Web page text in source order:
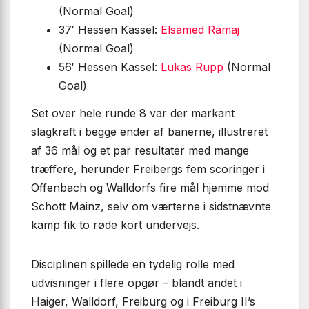
(Normal Goal)
37′ Hessen Kassel: Elsamed Ramaj
(Normal Goal)
56′ Hessen Kassel: Lukas Rupp (Normal
Goal)
Set over hele runde 8 var der markant
slagkraft i begge ender af banerne, illustreret
af 36 mål og et par resultater med mange
træffere, herunder Freibergs fem scoringer i
Offenbach og Walldorfs fire mål hjemme mod
Schott Mainz, selv om værterne i sidstnævnte
kamp fik to røde kort undervejs.
Disciplinen spillede en tydelig rolle med
udvisninger i flere opgør – blandt andet i
Haiger, Walldorf, Freiburg og i Freiburg II’s